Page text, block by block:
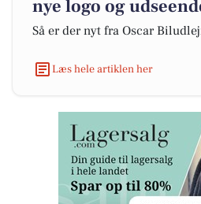
nye logo og
Så er der nyt fra Oscar
Læs hele artiklen her